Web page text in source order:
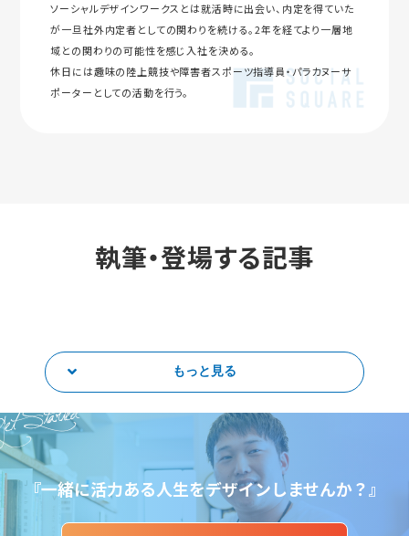
ソーシャルデザインワークスとは就活時に出会い、内定を得ていた
が一旦社外内定者としての関わりを続ける。2年を経てより一層地
域との関わりの可能性を感じ入社を決める。
休日には趣味の陸上競技や障害者スポーツ指導員・パラカヌーサ
ポーターとしての活動を行う。
執筆・登場する記事
もっと見る
Started
『一緒に活力ある人生をデザインしませんか？』